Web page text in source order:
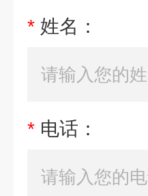
* 姓名：
* 电话：